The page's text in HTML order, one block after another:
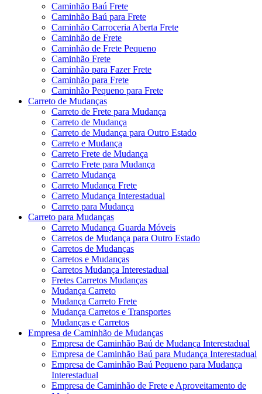
Caminhão Baú Frete
Caminhão Baú para Frete
Caminhão Carroceria Aberta Frete
Caminhão de Frete
Caminhão de Frete Pequeno
Caminhão Frete
Caminhão para Fazer Frete
Caminhão para Frete
Caminhão Pequeno para Frete
Carreto de Mudanças
Carreto de Frete para Mudança
Carreto de Mudança
Carreto de Mudança para Outro Estado
Carreto e Mudança
Carreto Frete de Mudança
Carreto Frete para Mudança
Carreto Mudança
Carreto Mudança Frete
Carreto Mudança Interestadual
Carreto para Mudança
Carreto para Mudanças
Carreto Mudança Guarda Móveis
Carretos de Mudança para Outro Estado
Carretos de Mudanças
Carretos e Mudanças
Carretos Mudança Interestadual
Fretes Carretos Mudanças
Mudança Carreto
Mudança Carreto Frete
Mudança Carretos e Transportes
Mudanças e Carretos
Empresa de Caminhão de Mudanças
Empresa de Caminhão Baú de Mudança Interestadual
Empresa de Caminhão Baú para Mudança Interestadual
Empresa de Caminhão Baú Pequeno para Mudança
Interestadual
Empresa de Caminhão de Frete e Aproveitamento de